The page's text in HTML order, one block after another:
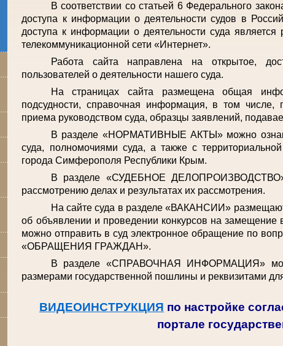
В соответствии со статьей 6 Федерального
доступа к информации о деятельности судов в
доступа к информации о деятельности суда
телекоммуникационной сети «Интернет».
Работа сайта направлена на открытое,
пользователей о деятельности нашего суда.
На страницах сайта размещена общая
подсудности, справочная информация, в том
приема руководством суда, образцы заявлений,
В разделе «НОРМАТИВНЫЕ АКТЫ» можно
суда, полномочиями суда, а также с
города Симферополя Республики Крым.
В разделе «СУДЕБНОЕ
рассмотрению делах и результатах их рассмотрения.
На сайте суда в разделе «ВАКАНСИИ»
об объявлении и проведении конкурсов на замещение
можно отправить в суд электронное обращение по
«ОБРАЩЕНИЯ ГРАЖДАН».
В разделе «СПРАВОЧНАЯ ИНФОРМАЦИЯ»
размерами государственной пошлины и реквизитами
ВИДЕОИНСТРУКЦИЯ по настройке
портале